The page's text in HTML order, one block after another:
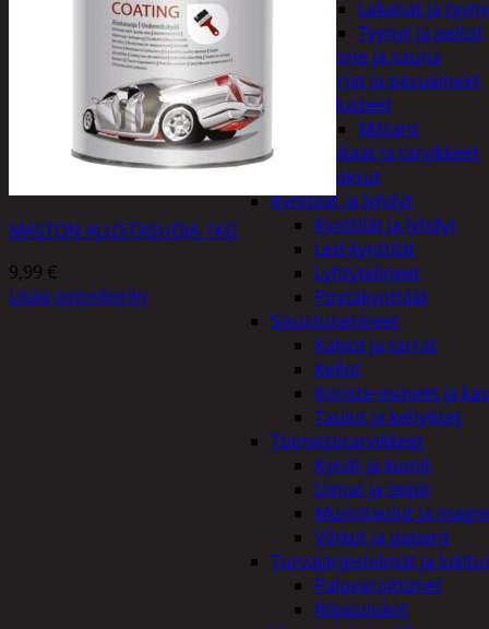
Lakanat ja
Tyynyt ja peitot
Kylpyhuone ja sauna
Harjat ja pesuaineet
Kalusteet
Mittarit
Kiukaat ja tarvikkeet
Tuoksut
Kynttilät ja lyhdyt
Kynttilät ja lyhdyt
Led-kynttilät
Lyhtytelineet
Pöytäkynttilät
Sisustusesineet
Kalvot ja tarrat
Kellot
Koriste-esineet ja
Taulut ja kehykset
Toimistotarvikkeet
Kynät ja kumit
Liimat ja teipit
Muistitaulut ja
Vihkot ja paperit
Turvajärjestelmät ja
Palovaroittimet
Riippulukot
MASTON ALUSTASUOJA 1KG
9,99 €
Lisää ostoskoriin